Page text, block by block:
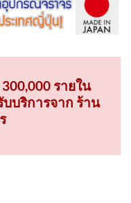
รายใน
บบริการจาก ร้าน